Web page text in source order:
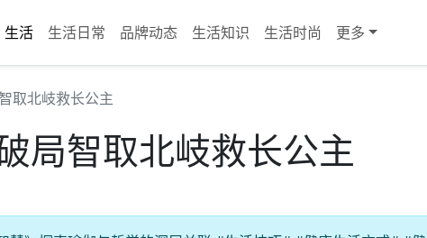
生活 生活日常 品牌动态 生活知识 生活时尚 更多
取北岐救长公主
局智取北岐救长公主